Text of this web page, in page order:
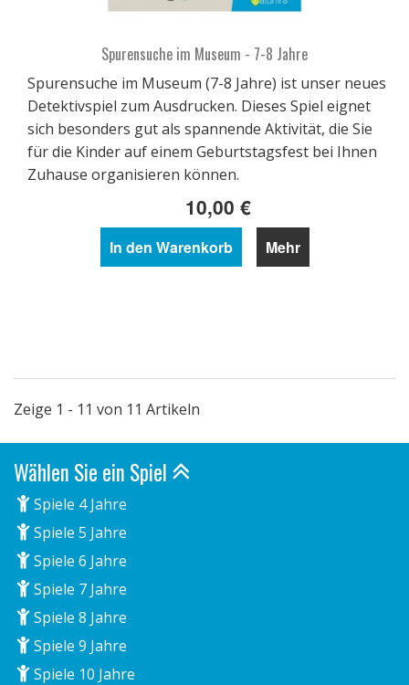
Spurensuche im Museum - 7-8 Jahre
Spurensuche im Museum (7-8 Jahre) ist unser neues
Detektivspiel zum Ausdrucken. Dieses Spiel eignet
sich besonders gut als spannende Aktivität, die Sie
für die Kinder auf einem Geburtstagsfest bei Ihnen
Zuhause organisieren können.
10,00 €
In den Warenkorb Mehr
Zeige 1 - 11 von 11 Artikeln
Wählen Sie ein Spiel
Spiele 4 Jahre
Spiele 5 Jahre
Spiele 6 Jahre
Spiele 7 Jahre
Spiele 8 Jahre
Spiele 9 Jahre
Spiele 10 Jahre